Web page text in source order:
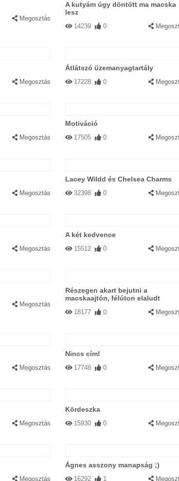
Megosztás
A kutyám úgy döntött ma macska
lesz
14239 0
Megosztás
Átlátszó üzemanyagtartály
17228 0
Megosztás
Motiváció
17505 0
Megosztás
Lacey Wildd és Chelsea Charms
32398 0
Megosztás
A két kedvence
15512 0
Megosztás
Részegen akart bejutni a
macskaajtón, félúton elaludt
18177 0
Megosztás
Nincs cím!
17748 0
Megosztás
Kördeszka
15930 0
Megosztás
Ágnes asszony manapság ;)
16292 1